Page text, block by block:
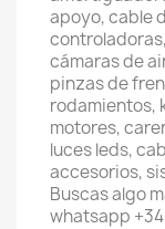
apoyo, cable
cámaras de
pinzas de
rodamientos,
motores,
luces leds,
accesorios,
Buscas algo
whatsapp